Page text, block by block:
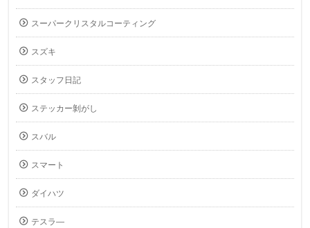
スーパークリスタルコーティング
スズキ
スタッフ日記
ステッカー剝がし
スバル
スマート
ダイハツ
テスラ―